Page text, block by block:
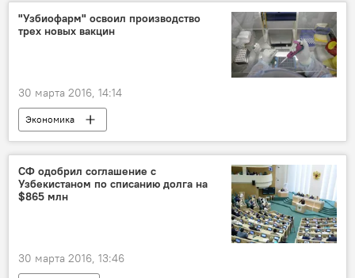
"Узбиофарм" освоил производство
трех новых вакцин
30 марта 2016, 14:14
Экономика
СФ одобрил соглашение с
Узбекистаном по списанию долга на
$865 млн
30 марта 2016, 13:46